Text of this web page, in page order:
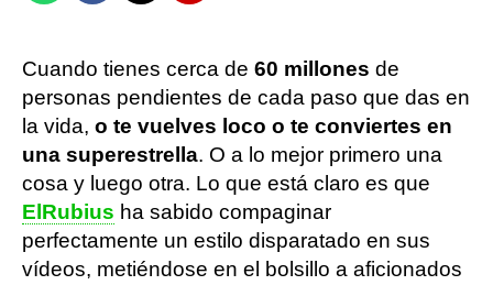
Cuando tienes cerca de 60 millones de
personas pendientes de cada paso que das en
la vida, o te vuelves loco o te conviertes en
una superestrella. O a lo mejor primero una
cosa y luego otra. Lo que está claro es que
ElRubius ha sabido compaginar
perfectamente un estilo disparatado en sus
vídeos, metiéndose en el bolsillo a aficionados